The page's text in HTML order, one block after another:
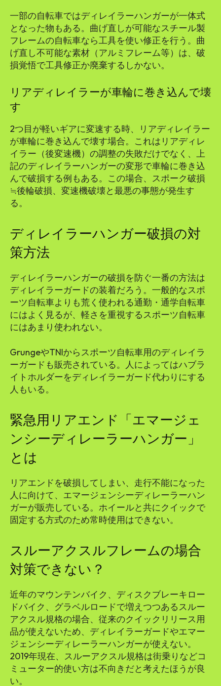
一部の自転車ではディレイラーハンガーが一体式
となった物もある。曲げ直しが可能なスチール製
フレームの自転車なら工具を使い修正を行う。曲
げ直し不可能な素材（アルミフレーム等）は、破
損覚悟で工具修正か廃棄するしかない。
リアディレイラーが車輪に巻き込んで壊
す
2つ目が軽いギアに変速する時、リアディレイラー
が車輪に巻き込んで壊す場合。これはリアディレ
イラー（後変速機）の調整の失敗だけでなく、上
記のディレイラーハンガーの変形で車輪に巻き込
んで破損する例もある。この場合、スポーク破損
≒後輪破損、変速機破壊と最悪の事態が発生す
る。
ディレイラーハンガー破損の対
策方法
ディレイラーハンガーの破損を防ぐ一番の方法は
ディレイラーガードの装着だろう。一般的なスポ
ーツ自転車よりも荒く使われる通勤・通学自転車
にはよく見るが、軽さを重視するスポーツ自転車
にはあまり使われない。
GrungeやTNIからスポーツ自転車用のディレイラ
ーガードも販売されている。人によってはハブラ
イトホルダーをディレイラーガード代わりにする
人もいる。
緊急用リアエンド「エマージェ
ンシーディレーラーハンガー」
とは
リアエンドを破損してしまい、走行不能になった
人に向けて、エマージェンシーディレーラーハン
ガーが販売している。ホイールと共にクイックで
固定する方式のため常時使用はできない。
スルーアクスルフレームの場合
対策できない？
近年のマウンテンバイク、ディスクブレーキロー
ドバイク、グラベルロードで増えつつあるスルー
アクスル規格の場合、従来のクイックリリース用
品が使えないため、ディレイラーガードやエマー
ジェンシーディレーラーハンガーが使えない。
2019年現在、スルーアクスル規格は街乗りなどコ
ミューター的使い方は不向きだと考えたほうが良
い。